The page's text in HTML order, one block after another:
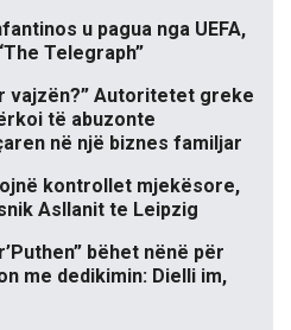
u pagua nga UEFA,
Telegraph”
vajzën?” Autoritetet greke
të abuzonte
në një biznes familjar
kontrollet mjekësore,
Asllanit te Leipzig
bëhet nënë për
me dedikimin: Dielli im,